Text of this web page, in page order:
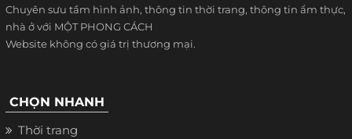
Chuyên sưu tầm hình ảnh, thông tin thời trang, thông tin ẩm thực,
nhà ở với MỘT PHONG CÁCH
Website không có giá trị thương mại.
CHỌN NHANH
Thời trang